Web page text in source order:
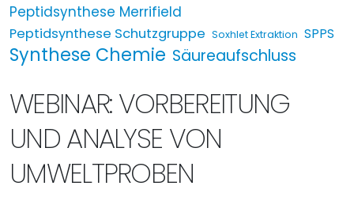
Peptidsynthese Merrifield
Peptidsynthese Schutzgruppe Soxhlet Extraktion SPPS
Synthese Chemie Säureaufschluss
WEBINAR: VORBEREITUNG
UND ANALYSE VON
UMWELTPROBEN